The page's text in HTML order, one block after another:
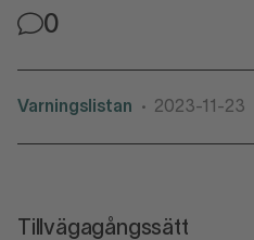
0
Varningslistan • 2023-11-23
Tillvägagångssätt